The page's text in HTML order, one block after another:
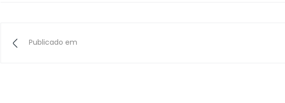
Publicado em